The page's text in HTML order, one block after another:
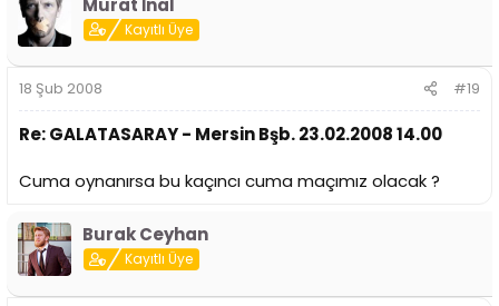
Murat İnal
Kayıtlı Üye
18 Şub 2008 #19
Re: GALATASARAY - Mersin Bşb. 23.02.2008 14.00
Cuma oynanırsa bu kaçıncı cuma maçımız olacak ?
Burak Ceyhan
Kayıtlı Üye